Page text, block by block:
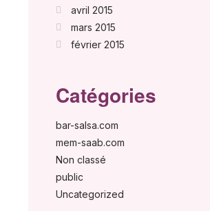
avril 2015
mars 2015
février 2015
Catégories
bar-salsa.com
mem-saab.com
Non classé
public
Uncategorized